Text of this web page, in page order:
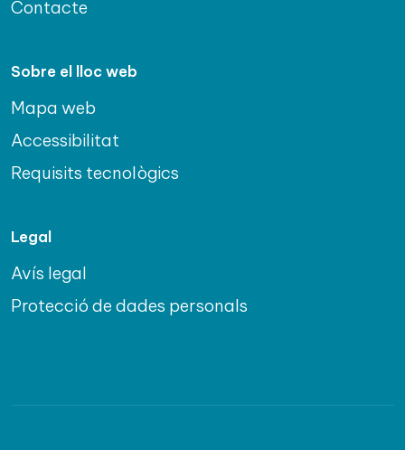
Contacte
Sobre el lloc web
Mapa web
Accessibilitat
Requisits tecnològics
Legal
Avís legal
Protecció de dades personals